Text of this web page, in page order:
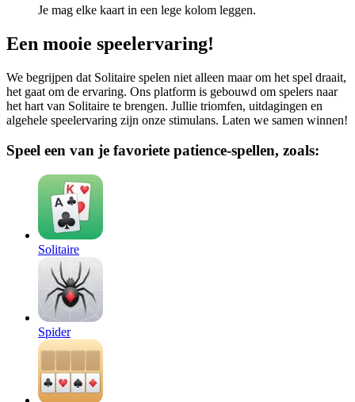
Je mag elke kaart in een lege kolom leggen.
Een mooie speelervaring!
We begrijpen dat Solitaire spelen niet alleen maar om het spel draait,
het gaat om de ervaring. Ons platform is gebouwd om spelers naar
het hart van Solitaire te brengen. Jullie triomfen, uitdagingen en
algehele speelervaring zijn onze stimulans. Laten we samen winnen!
Speel een van je favoriete patience-spellen, zoals:
Solitaire
Spider